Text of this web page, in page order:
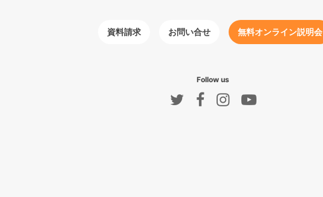
資料請求 お問い合せ 無料オンライン説明会
Follow us